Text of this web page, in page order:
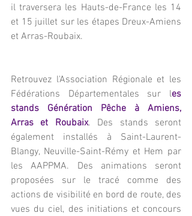
il traversera les Hauts-de-France les 14
et 15 juillet sur les étapes Dreux-Amiens
et Arras-Roubaix.
Retrouvez l'Association Régionale et les
Fédérations Départementales sur les
stands Génération Pêche à Amiens,
Arras et Roubaix. Des stands seront
également installés à Saint-Laurent-
Blangy, Neuville-Saint-Rémy et Hem par
les AAPPMA. Des animations seront
proposées sur le tracé comme des
actions de visibilité en bord de route, des
vues du ciel, des initiations et concours